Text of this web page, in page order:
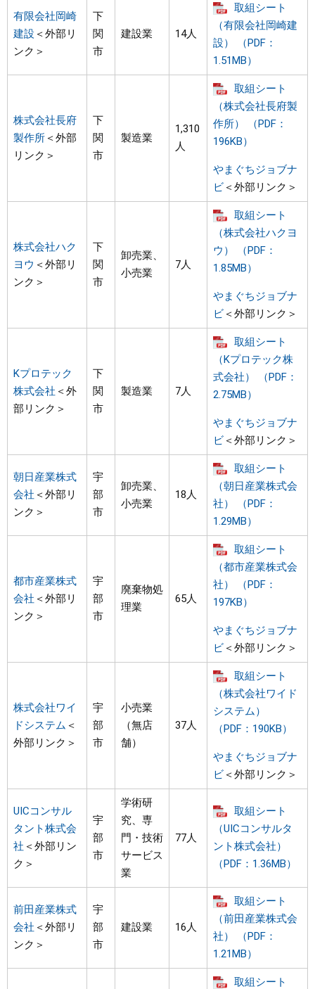
有限会社岡崎
建設＜外部リ
ンク＞
下
関
市
建設業 14人
取組シート
（有限会社岡崎建
設） （PDF：
1.51MB）
株式会社長府
製作所＜外部
リンク＞
下
関
市
製造業
1,310
人
取組シート
（株式会社長府製
作所） （PDF：
196KB）
やまぐちジョブナ
ビ＜外部リンク＞
株式会社ハク
ヨウ ＜外部リ
ンク＞
下
関
市
卸売業、
小売業
7人
取組シート
（株式会社ハクヨ
ウ） （PDF：
1.85MB）
やまぐちジョブナ
ビ＜外部リンク＞
Kプロテック
株式会社 ＜外
部リンク＞
下
関
市
製造業 7人
取組シート
（Kプロテック株
式会社） （PDF：
2.75MB）
やまぐちジョブナ
ビ＜外部リンク＞
朝日産業株式
会社 ＜外部リ
ンク＞
宇
部
市
卸売業、
小売業
18人
取組シート
（朝日産業株式会
社） （PDF：
1.29MB）
都市産業株式
会社 ＜外部リ
ンク＞
宇
部
市
廃棄物処
理業
65人
取組シート
（都市産業株式会
社） （PDF：
197KB）
やまぐちジョブナ
ビ＜外部リンク＞
株式会社ワイ
ドシステム ＜
外部リンク＞
宇
部
市
小売業
（無店
舗）
37人
取組シート
（株式会社ワイド
システム）
（PDF：190KB）
やまぐちジョブナ
ビ＜外部リンク＞
UICコンサル
タント株式会
社 ＜外部リン
ク＞
宇
部
市
学術研
究、専
門・技術
サービス
業
77人
取組シート
（UICコンサルタ
ント株式会社）
（PDF：1.36MB）
前田産業株式
会社 ＜外部リ
ンク＞
宇
部
市
建設業 16人
取組シート
（前田産業株式会
社） （PDF：
1.21MB）
取組シート